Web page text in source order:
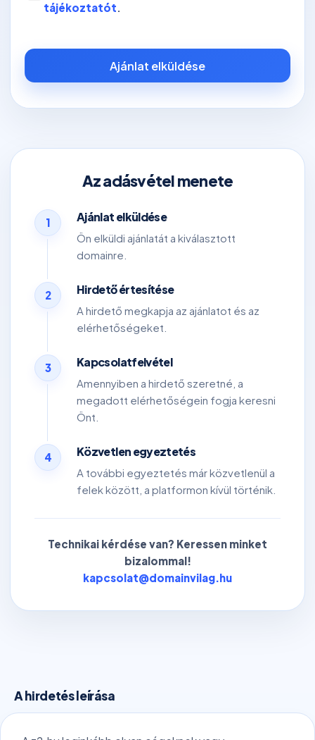
tájékoztatót.
Ajánlat elküldése
Az adásvétel menete
1 Ajánlat elküldése
Ön elküldi ajánlatát a kiválasztott
domainre.
2 Hirdető értesítése
A hirdető megkapja az ajánlatot és az
elérhetőségeket.
3 Kapcsolatfelvétel
Amennyiben a hirdető szeretné, a
megadott elérhetőségein fogja keresni
Önt.
4 Közvetlen egyeztetés
A további egyeztetés már közvetlenül a
felek között, a platformon kívül történik.
Technikai kérdése van? Keressen minket
bizalommal!
kapcsolat@domainvilag.hu
A hirdetés leírása